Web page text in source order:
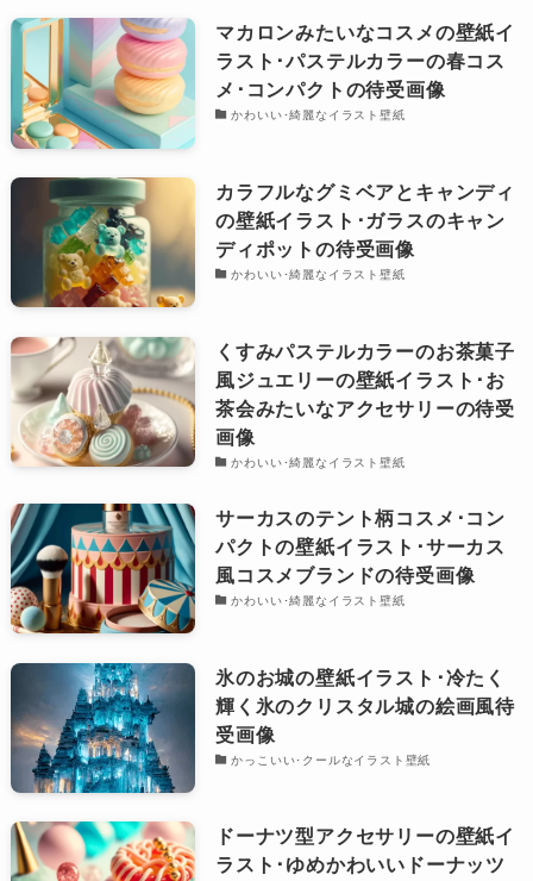
マカロンみたいなコスメの壁紙イ
ラスト･パステルカラーの春コス
メ･コンパクトの待受画像
かわいい･綺麗なイラスト壁紙
カラフルなグミベアとキャンディ
の壁紙イラスト･ガラスのキャン
ディポットの待受画像
かわいい･綺麗なイラスト壁紙
くすみパステルカラーのお茶菓子
風ジュエリーの壁紙イラスト･お
茶会みたいなアクセサリーの待受
画像
かわいい･綺麗なイラスト壁紙
サーカスのテント柄コスメ･コン
パクトの壁紙イラスト･サーカス
風コスメブランドの待受画像
かわいい･綺麗なイラスト壁紙
氷のお城の壁紙イラスト･冷たく
輝く氷のクリスタル城の絵画風待
受画像
かっこいい･クールなイラスト壁紙
ドーナツ型アクセサリーの壁紙イ
ラスト･ゆめかわいいドーナッツ